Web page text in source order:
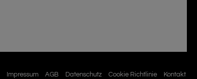
Impressum AGB Datenschutz Cookie Richtlinie Kontakt